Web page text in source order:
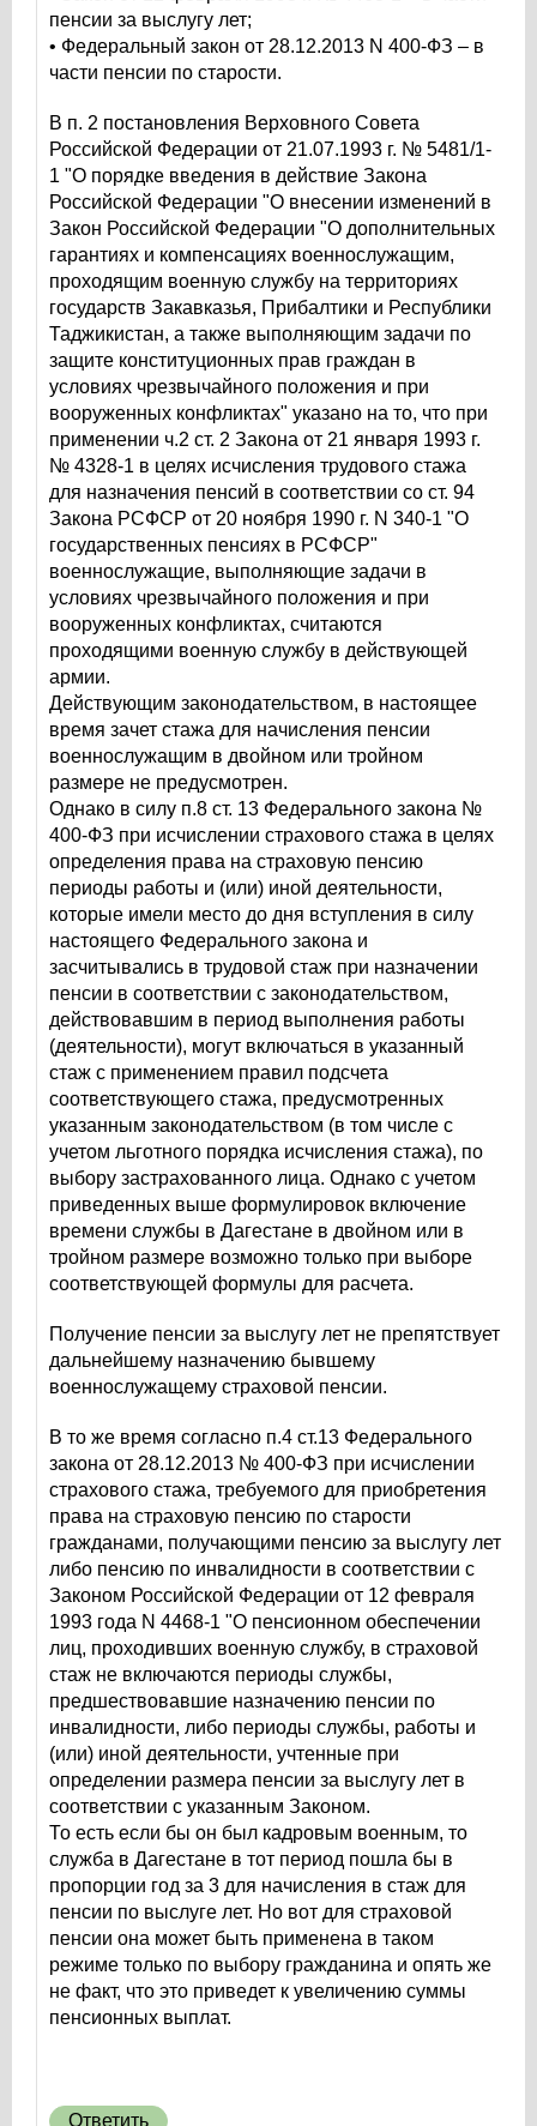
пенсии за выслугу лет;
• Федеральный закон от 28.12.2013 N 400-ФЗ – в
части пенсии по старости.
В п. 2 постановления Верховного Совета
Российской Федерации от 21.07.1993 г. № 5481/1-
1 "О порядке введения в действие Закона
Российской Федерации "О внесении изменений в
Закон Российской Федерации "О дополнительных
гарантиях и компенсациях военнослужащим,
проходящим военную службу на территориях
государств Закавказья, Прибалтики и Республики
Таджикистан, а также выполняющим задачи по
защите конституционных прав граждан в
условиях чрезвычайного положения и при
вооруженных конфликтах" указано на то, что при
применении ч.2 ст. 2 Закона от 21 января 1993 г.
№ 4328-1 в целях исчисления трудового стажа
для назначения пенсий в соответствии со ст. 94
Закона РСФСР от 20 ноября 1990 г. N 340-1 "О
государственных пенсиях в РСФСР"
военнослужащие, выполняющие задачи в
условиях чрезвычайного положения и при
вооруженных конфликтах, считаются
проходящими военную службу в действующей
армии.
Действующим законодательством, в настоящее
время зачет стажа для начисления пенсии
военнослужащим в двойном или тройном
размере не предусмотрен.
Однако в силу п.8 ст. 13 Федерального закона №
400-ФЗ при исчислении страхового стажа в целях
определения права на страховую пенсию
периоды работы и (или) иной деятельности,
которые имели место до дня вступления в силу
настоящего Федерального закона и
засчитывались в трудовой стаж при назначении
пенсии в соответствии с законодательством,
действовавшим в период выполнения работы
(деятельности), могут включаться в указанный
стаж с применением правил подсчета
соответствующего стажа, предусмотренных
указанным законодательством (в том числе с
учетом льготного порядка исчисления стажа), по
выбору застрахованного лица. Однако с учетом
приведенных выше формулировок включение
времени службы в Дагестане в двойном или в
тройном размере возможно только при выборе
соответствующей формулы для расчета.
Получение пенсии за выслугу лет не препятствует
дальнейшему назначению бывшему
военнослужащему страховой пенсии.
В то же время согласно п.4 ст.13 Федерального
закона от 28.12.2013 № 400-ФЗ при исчислении
страхового стажа, требуемого для приобретения
права на страховую пенсию по старости
гражданами, получающими пенсию за выслугу лет
либо пенсию по инвалидности в соответствии с
Законом Российской Федерации от 12 февраля
1993 года N 4468-1 "О пенсионном обеспечении
лиц, проходивших военную службу, в страховой
стаж не включаются периоды службы,
предшествовавшие назначению пенсии по
инвалидности, либо периоды службы, работы и
(или) иной деятельности, учтенные при
определении размера пенсии за выслугу лет в
соответствии с указанным Законом.
То есть если бы он был кадровым военным, то
служба в Дагестане в тот период пошла бы в
пропорции год за 3 для начисления в стаж для
пенсии по выслуге лет. Но вот для страховой
пенсии она может быть применена в таком
режиме только по выбору гражданина и опять же
не факт, что это приведет к увеличению суммы
пенсионных выплат.
Ответить